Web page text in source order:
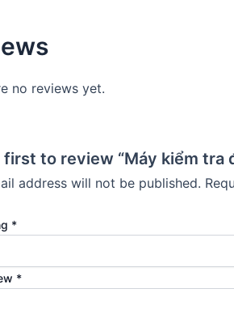
no reviews yet.
first to review “Máy kiểm tra
address will not be published.
*
*